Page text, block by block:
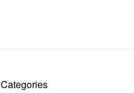
Categories